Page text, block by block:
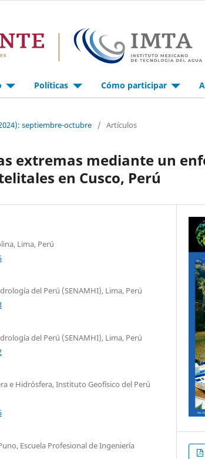
Políticas Cómo participar
septiembre-octubre / Artículos
extremas mediante un
en Cusco, Perú
Lima, Perú
del Perú (SENAMHI), Lima, Perú
del Perú (SENAMHI), Lima, Perú
e Hidrósfera, Instituto Geofísico del Perú
Escuela Profesional de Ingeniería